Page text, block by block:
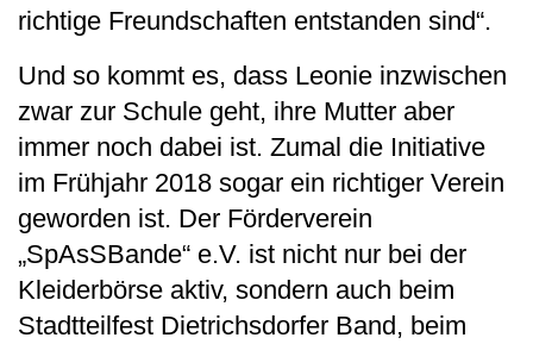
richtige Freundschaften entstanden sind“.
Und so kommt es, dass Leonie inzwischen
zwar zur Schule geht, ihre Mutter aber
immer noch dabei ist. Zumal die Initiative
im Frühjahr 2018 sogar ein richtiger Verein
geworden ist. Der Förderverein
„SpAsSBande“ e.V. ist nicht nur bei der
Kleiderbörse aktiv, sondern auch beim
Stadtteilfest Dietrichsdorfer Band, beim